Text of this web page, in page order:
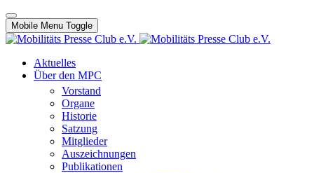
Mobile Menu Toggle
Aktuelles
Über den MPC
Vorstand
Organe
Historie
Satzung
Mitglieder
Auszeichnungen
Publikationen